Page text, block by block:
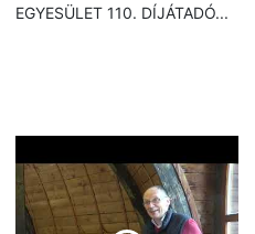
EGYESÜLET 110. DÍJÁTADÓ...